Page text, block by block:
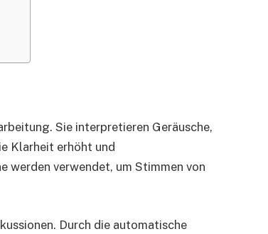
Sie interpretieren Geräusche,
Klarheit erhöht und
werden verwendet, um Stimmen von
Durch die automatische